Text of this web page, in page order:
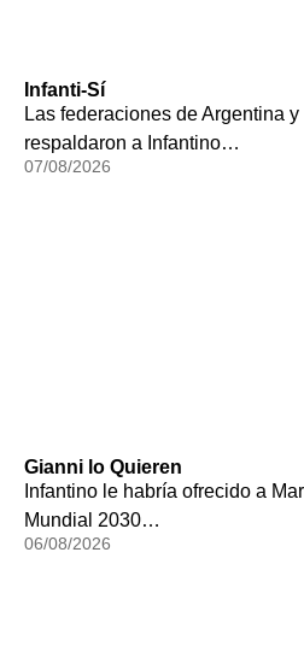
Infanti-Sí
Las federaciones de Argentina
respaldaron a Infantino…
07/08/2026
Gianni lo Quieren
Infantino le habría ofrecido a
Mundial 2030…
06/08/2026